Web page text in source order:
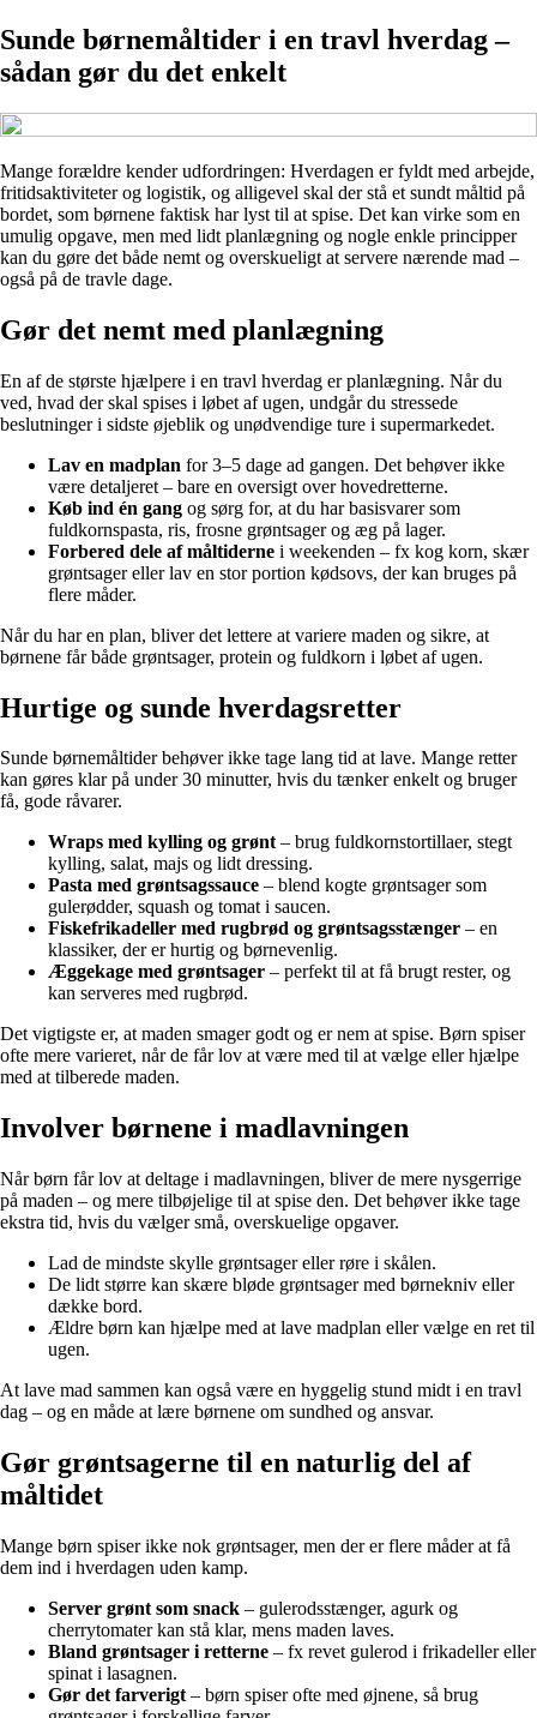
Sunde børnemåltider i en travl hverdag –
sådan gør du det enkelt
Mange forældre kender udfordringen: Hverdagen er fyldt med arbejde,
fritidsaktiviteter og logistik, og alligevel skal der stå et sundt måltid på
bordet, som børnene faktisk har lyst til at spise. Det kan virke som en
umulig opgave, men med lidt planlægning og nogle enkle principper
kan du gøre det både nemt og overskueligt at servere nærende mad –
også på de travle dage.
Gør det nemt med planlægning
En af de største hjælpere i en travl hverdag er planlægning. Når du
ved, hvad der skal spises i løbet af ugen, undgår du stressede
beslutninger i sidste øjeblik og unødvendige ture i supermarkedet.
Lav en madplan for 3–5 dage ad gangen. Det behøver ikke
være detaljeret – bare en oversigt over hovedretterne.
Køb ind én gang og sørg for, at du har basisvarer som
fuldkornspasta, ris, frosne grøntsager og æg på lager.
Forbered dele af måltiderne i weekenden – fx kog korn, skær
grøntsager eller lav en stor portion kødsovs, der kan bruges på
flere måder.
Når du har en plan, bliver det lettere at variere maden og sikre, at
børnene får både grøntsager, protein og fuldkorn i løbet af ugen.
Hurtige og sunde hverdagsretter
Sunde børnemåltider behøver ikke tage lang tid at lave. Mange retter
kan gøres klar på under 30 minutter, hvis du tænker enkelt og bruger
få, gode råvarer.
Wraps med kylling og grønt– brug fuldkornstortillaer, stegt
kylling, salat, majs og lidt dressing.
Pasta med grøntsagssauce – blend kogte grøntsager som
gulerødder, squash og tomat i saucen.
Fiskefrikadeller med rugbrød og grøntsagsstænger – en
klassiker, der er hurtig og børnevenlig.
Æggekage med grøntsager – perfekt til at få brugt rester, og
kan serveres med rugbrød.
Det vigtigste er, at maden smager godt og er nem at spise. Børn spiser
ofte mere varieret, når de får lov at være med til at vælge eller hjælpe
med at tilberede maden.
Involver børnene i madlavningen
Når børn får lov at deltage i madlavningen, bliver de mere nysgerrige
på maden – og mere tilbøjelige til at spise den. Det behøver ikke tage
ekstra tid, hvis du vælger små, overskuelige opgaver.
Lad de mindste skylle grøntsager eller røre i skålen.
De lidt større kan skære bløde grøntsager med børnekniv eller
dække bord.
Ældre børn kan hjælpe med at lave madplan eller vælge en ret til
ugen.
At lave mad sammen kan også være en hyggelig stund midt i en travl
dag – og en måde at lære børnene om sundhed og ansvar.
Gør grøntsagerne til en naturlig del af
måltidet
Mange børn spiser ikke nok grøntsager, men der er flere måder at få
dem ind i hverdagen uden kamp.
Server grønt som snack – gulerodsstænger, agurk og
cherrytomater kan stå klar, mens maden laves.
Bland grøntsager i retterne – fx revet gulerod i frikadeller eller
spinat i lasagnen.
Gør det farverigt – børn spiser ofte med øjnene, så brug